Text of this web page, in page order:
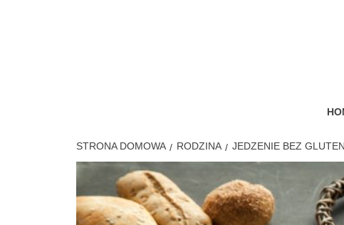
STRONA DOMOWA RODZINA JEDZENIE BEZ